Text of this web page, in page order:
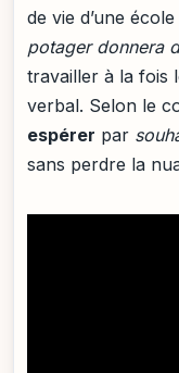
de vie d’une
potager donnera
travailler à la fois
verbal. Selon le
espérer par
sans perdre la